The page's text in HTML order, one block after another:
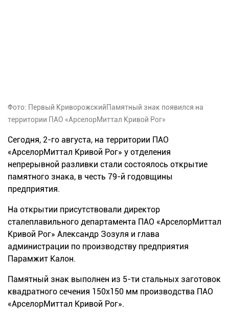
Фото: Первый КриворожскийПамятный знак появился на
территории ПАО «АрселорМиттал Кривой Рог»
Сегодня, 2-го августа, на территории ПАО
«АрселорМиттал Кривой Рог» у отделения
непрерывной разливки стали состоялось открытие
памятного знака, в честь 79-й годовщины
предприятия.
На открытии присутствовали директор
сталеплавильного департамента ПАО «АрселорМиттал
Кривой Рог» Александр Зозуля и глава
администрации по производству предприятия
Парамжит Калон.
Памятный знак выполнен из 5-ти стальных заготовок
квадратного сечения 150х150 мм производства ПАО
«АрселорМиттал Кривой Рог».